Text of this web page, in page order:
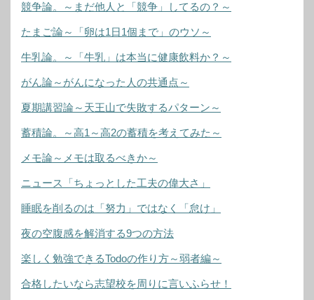
競争論。～まだ他人と「競争」してるの？～
たまご論～「卵は1日1個まで」のウソ～
牛乳論。～「牛乳」は本当に健康飲料か？～
がん論～がんになった人の共通点～
夏期講習論～天王山で失敗するパターン～
蓄積論。～高1～高2の蓄積を考えてみた～
メモ論～メモは取るべきか～
ニュース「ちょっとした工夫の偉大さ」
睡眠を削るのは「努力」ではなく「怠け」
夜の空腹感を解消する9つの方法
楽しく勉強できるTodoの作り方～弱者編～
合格したいなら志望校を周りに言いふらせ！